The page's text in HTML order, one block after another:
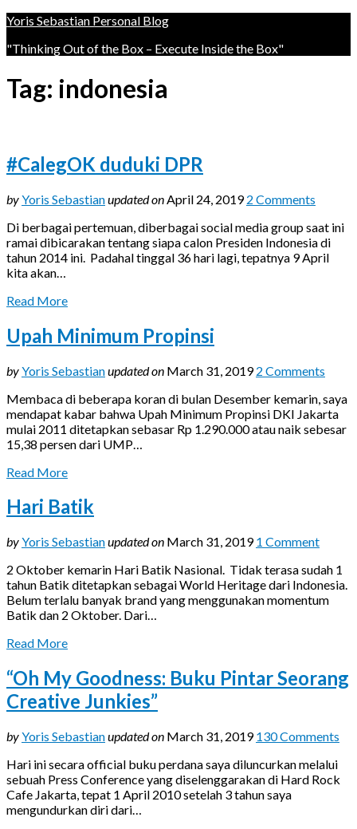
Yoris Sebastian Personal Blog
"Thinking Out of the Box – Execute Inside the Box"
Tag: indonesia
#CalegOK duduki DPR
byYoris Sebastianupdated on April 24, 2019 2 Comments
Di berbagai pertemuan, diberbagai social media group saat ini
ramai dibicarakan tentang siapa calon Presiden Indonesia di
tahun 2014 ini. Padahal tinggal 36 hari lagi, tepatnya 9 April
kita akan…
Read More
Upah Minimum Propinsi
byYoris Sebastianupdated on March 31, 2019 2 Comments
Membaca di beberapa koran di bulan Desember kemarin, saya
mendapat kabar bahwa Upah Minimum Propinsi DKI Jakarta
mulai 2011 ditetapkan sebasar Rp 1.290.000 atau naik sebesar
15,38 persen dari UMP…
Read More
Hari Batik
byYoris Sebastianupdated on March 31, 2019 1 Comment
2 Oktober kemarin Hari Batik Nasional. Tidak terasa sudah 1
tahun Batik ditetapkan sebagai World Heritage dari Indonesia.
Belum terlalu banyak brand yang menggunakan momentum
Batik dan 2 Oktober. Dari…
Read More
“Oh My Goodness: Buku Pintar Seorang
Creative Junkies”
byYoris Sebastianupdated on March 31, 2019 130 Comments
Hari ini secara official buku perdana saya diluncurkan melalui
sebuah Press Conference yang diselenggarakan di Hard Rock
Cafe Jakarta, tepat 1 April 2010 setelah 3 tahun saya
mengundurkan diri dari…